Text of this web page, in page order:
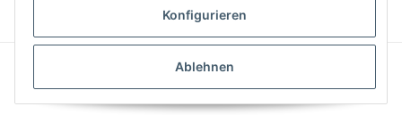
Konfigurieren
Ablehnen
VERTRAG WIDERRUFEN
CLEARIX JTL-Shop Template